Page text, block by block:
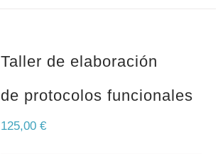
Taller de elaboración
de protocolos funcionales
125,00 €